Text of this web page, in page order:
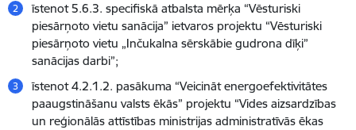
īstenot 5.6.3. specifiskā atbalsta mērķa “Vēsturiski
piesārņoto vietu sanācija” ietvaros projektu “Vēsturiski
piesārņoto vietu „Inčukalna sērskābie gudrona dīķi”
sanācijas darbi”;
īstenot 4.2.1.2. pasākuma “Veicināt energoefektivitātes
paaugstināšanu valsts ēkās” projektu “Vides aizsardzības
un reģionālās attīstības ministrijas administratīvās ēkas